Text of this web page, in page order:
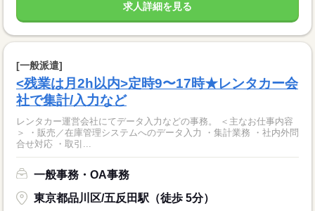
求人詳細を見る
[一般派遣]
<残業は月2h以内>定時9〜17時★レンタカー会
社で集計/入力など
レンタカー運営会社にてデータ入力などの事務。 ＜主なお仕事内容
＞ ・販売／在庫管理システムへのデータ入力 ・集計業務 ・社内外問
合せ対応 ・取引...
一般事務・OA事務
東京都品川区/五反田駅（徒歩 5分）